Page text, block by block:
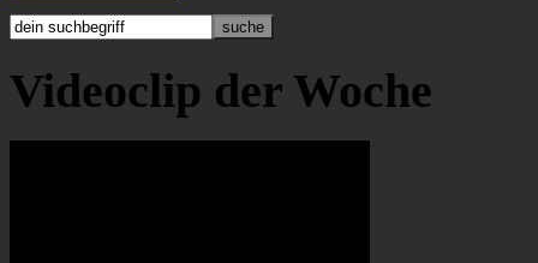
Videoclip der Woche